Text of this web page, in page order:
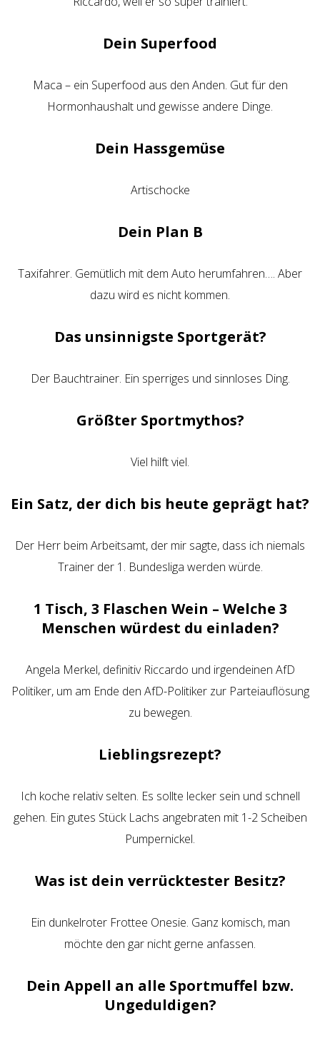
Dein Superfood
Maca – ein Superfood aus den Anden. Gut für den
Hormonhaushalt und gewisse andere Dinge.
Dein Hassgemüse
Artischocke
Dein Plan B
Taxifahrer. Gemütlich mit dem Auto herumfahren…. Aber
dazu wird es nicht kommen.
Das unsinnigste Sportgerät?
Der Bauchtrainer. Ein sperriges und sinnloses Ding.
Größter Sportmythos?
Viel hilft viel.
Ein Satz, der dich bis heute geprägt hat?
Der Herr beim Arbeitsamt, der mir sagte, dass ich niemals
Trainer der 1. Bundesliga werden würde.
1 Tisch, 3 Flaschen Wein – Welche 3
Menschen würdest du einladen?
Angela Merkel, definitiv Riccardo und irgendeinen AfD
Politiker, um am Ende den AfD-Politiker zur Parteiauflösung
zu bewegen.
Lieblingsrezept?
Ich koche relativ selten. Es sollte lecker sein und schnell
gehen. Ein gutes Stück Lachs angebraten mit 1-2 Scheiben
Pumpernickel.
Was ist dein verrücktester Besitz?
Ein dunkelroter Frottee Onesie. Ganz komisch, man
möchte den gar nicht gerne anfassen.
Dein Appell an alle Sportmuffel bzw.
Ungeduldigen?